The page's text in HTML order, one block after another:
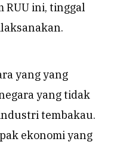
RUU ini, tinggal
yang yang
yang tidak
tembakau.
ekonomi yang